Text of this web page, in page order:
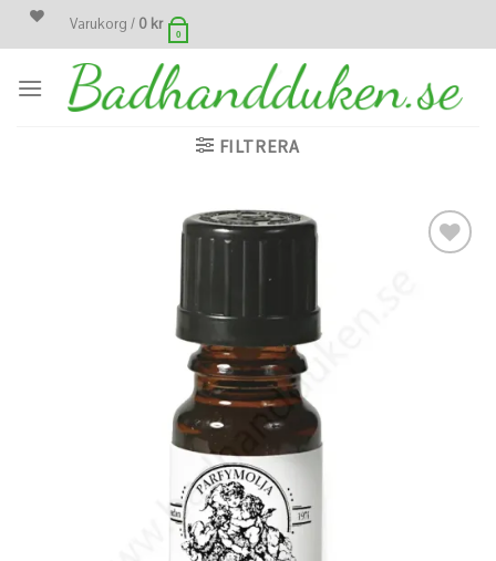
Skip
Varukorg / 0 kr
0
FILTRERA